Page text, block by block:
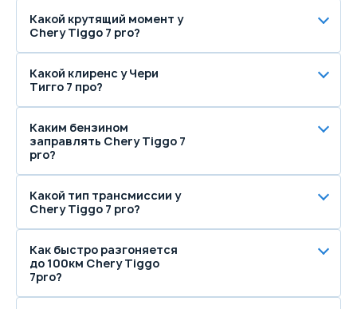
Какой крутящий момент у
Chery Tiggo 7 pro?
Какой клиренс у Чери
Тигго 7 про?
Каким бензином
заправлять Chery Tiggo 7
pro?
Какой тип трансмиссии у
Chery Tiggo 7 pro?
Как быстро разгоняется
до 100км Chery Tiggo
7pro?